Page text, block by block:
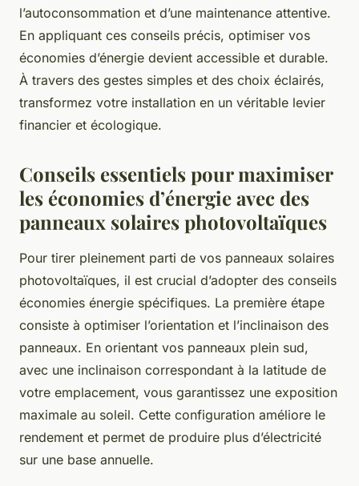
l’autoconsommation et d’une maintenance attentive.
En appliquant ces conseils précis, optimiser vos
économies d’énergie devient accessible et durable.
À travers des gestes simples et des choix éclairés,
transformez votre installation en un véritable levier
financier et écologique.
Conseils essentiels pour maximiser
les économies d’énergie avec des
panneaux solaires photovoltaïques
Pour tirer pleinement parti de vos panneaux solaires
photovoltaïques, il est crucial d’adopter des conseils
économies énergie spécifiques. La première étape
consiste à optimiser l’orientation et l’inclinaison des
panneaux. En orientant vos panneaux plein sud,
avec une inclinaison correspondant à la latitude de
votre emplacement, vous garantissez une exposition
maximale au soleil. Cette configuration améliore le
rendement et permet de produire plus d’électricité
sur une base annuelle.